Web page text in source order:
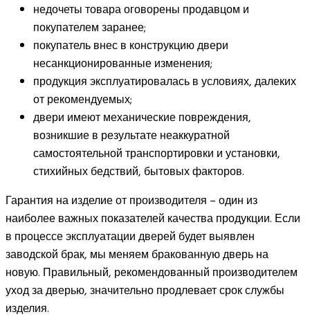
недочеты товара оговорены продавцом и
покупателем заранее;
покупатель внес в конструкцию двери
несанкционированные изменения;
продукция эксплуатировалась в условиях, далеких
от рекомендуемых;
двери имеют механические повреждения,
возникшие в результате неаккуратной
самостоятельной транспортировки и установки,
стихийных бедствий, бытовых факторов.
Гарантия на изделие от производителя – один из
наиболее важных показателей качества продукции. Если
в процессе эксплуатации дверей будет выявлен
заводской брак, мы меняем бракованную дверь на
новую. Правильный, рекомендованный производителем
уход за дверью, значительно продлевает срок службы
изделия.